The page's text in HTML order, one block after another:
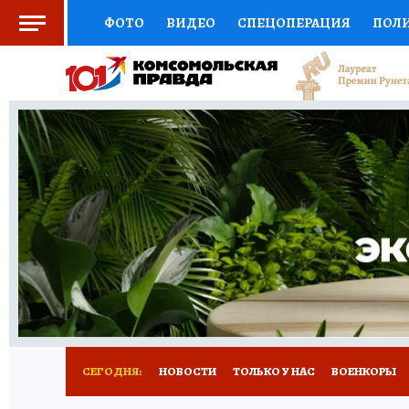
ФОТО ВИДЕО СПЕЦОПЕРАЦИЯ
СОЦПОДДЕРЖКА НАУКА СПОРТ
ВЫБОР ЭКСПЕРТОВ ДОКТОР
КНИЖНАЯ ПОЛКА ПРОГНОЗЫ НА СПОРТ
ПРЕСС-ЦЕНТР НЕДВИЖИМОСТЬ
РАДИО КП РЕКЛАМА ТЕСТЫ НОВОЕ
СЕГОДНЯ: НОВОСТИ ТОЛЬКО У НАС ВОЕНКОРЫ